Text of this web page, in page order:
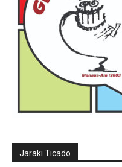
Jaraki Ticado